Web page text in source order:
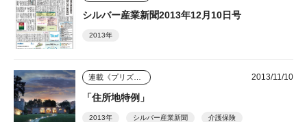
シルバー産業新聞2013年12月10日号
2013年
2013/11/10
「住所地特例」
2013年 シルバー産業新聞 介護保険